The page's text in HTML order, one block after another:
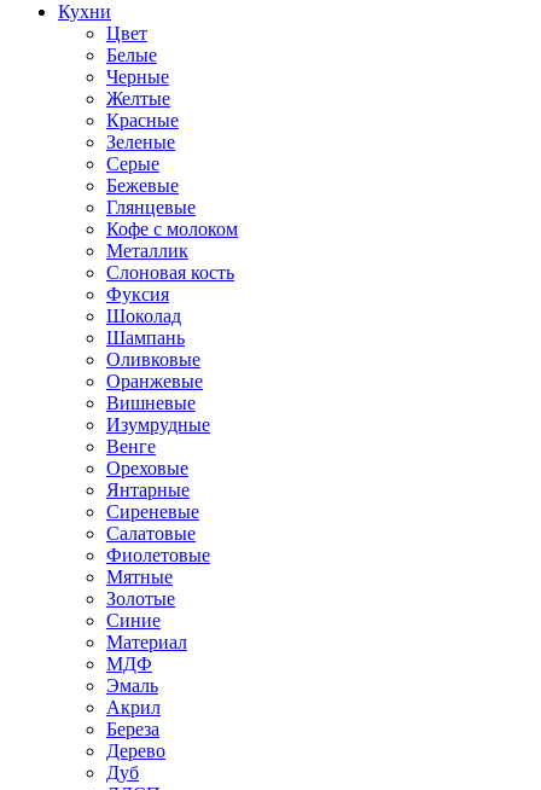
Кухни
Цвет
Белые
Черные
Желтые
Красные
Зеленые
Серые
Бежевые
Глянцевые
Кофе с молоком
Металлик
Слоновая кость
Фуксия
Шоколад
Шампань
Оливковые
Оранжевые
Вишневые
Изумрудные
Венге
Ореховые
Янтарные
Сиреневые
Салатовые
Фиолетовые
Мятные
Золотые
Синие
Материал
МДФ
Эмаль
Акрил
Береза
Дерево
Дуб